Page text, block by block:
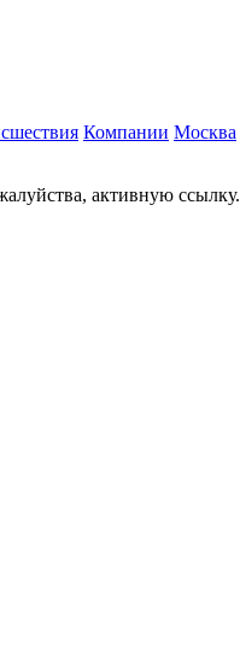
Компании Москва
активную ссылку.